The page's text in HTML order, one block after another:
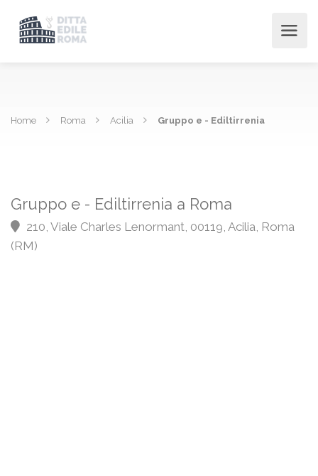
Home Roma Acilia Gruppo e - Ediltirrenia
Gruppo e - Ediltirrenia a Roma
210, Viale Charles Lenormant, 00119, Acilia, Roma
(RM)